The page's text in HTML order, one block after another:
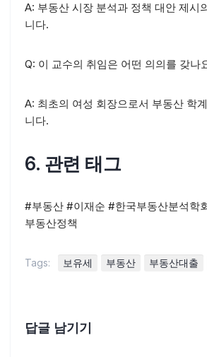
A: 부동산 시장 분석과 정책 대안 제시
니다.
Q: 이 교수의 취임은 어떤 의의를 갖나
A: 최초의 여성 회장으로서 부동산 학
니다.
6. 관련 태그
#부동산 #이재순 #한국부동산분석학
부동산정책
Tags: 보유세 부동산 부동산대출
답글 남기기